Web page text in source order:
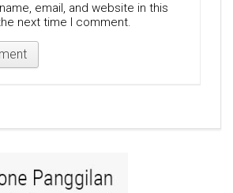
email, and website in this
next time I comment.